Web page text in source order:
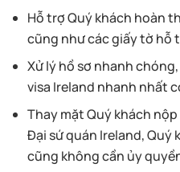
Hỗ trợ Quý khách hoàn
cũng như các giấy tờ hỗ
Xử lý hồ sơ nhanh
visa Ireland nhanh nhất
Thay mặt Quý khách
Đại sứ quán Ireland, Quý
cũng không cần ủy